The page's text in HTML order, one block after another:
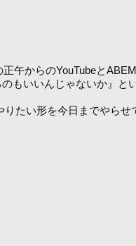
午からのYouTubeと
もいいんじゃないか』
たい形を今日までやら